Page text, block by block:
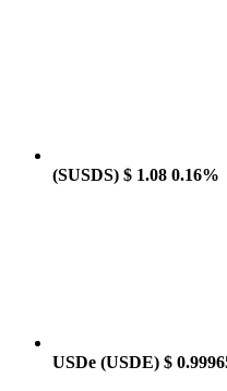
(SUSDS) $ 1.08 0.16%
USDe (USDE) $